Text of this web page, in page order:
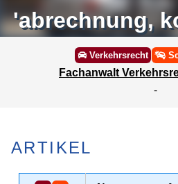
'abrechnung,
Verkehrsrecht
Fachanwalt
-
ARTIKEL